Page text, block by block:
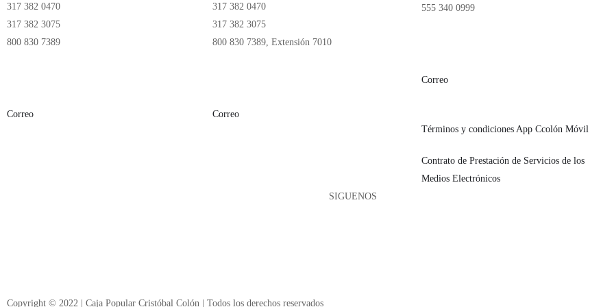
317 382 0470
317 382 3075
800 830 7389
Correo
317 382 0470
317 382 3075
800 830 7389, Extensión 7010
Correo
555 340 0999
Correo
Términos y condiciones App Ccolón Móvil
Contrato de Prestación de Servicios de los
Medios Electrónicos
SIGUENOS
Copyright © 2022 | Caja Popular Cristóbal Colón | Todos los derechos reservados